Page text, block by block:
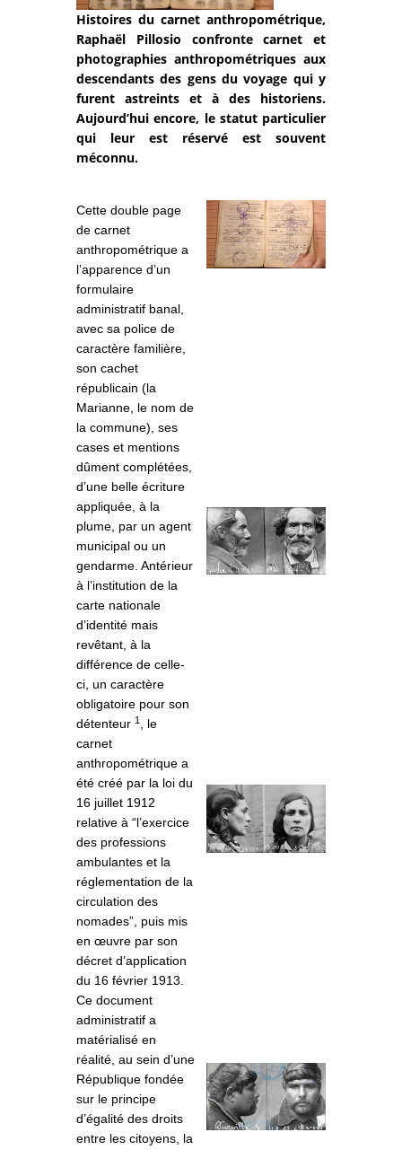
Histoires du carnet anthropométrique,
Raphaël Pillosio confronte carnet et
photographies anthropométriques aux
descendants des gens du voyage qui y
furent astreints et à des historiens.
Aujourd’hui encore, le statut particulier
qui leur est réservé est souvent
méconnu.
Cette double page
de carnet
anthropométrique a
l’apparence d’un
formulaire
administratif banal,
avec sa police de
caractère familière,
son cachet
républicain (la
Marianne, le nom de
la commune), ses
cases et mentions
dûment complétées,
d’une belle écriture
appliquée, à la
plume, par un agent
municipal ou un
gendarme. Antérieur
à l’institution de la
carte nationale
d’identité mais
revêtant, à la
différence de celle-
ci, un caractère
obligatoire pour son
détenteur 1 , le
carnet
anthropométrique a
été créé par la loi du
16 juillet 1912
relative à “l’exercice
des professions
ambulantes et la
réglementation de la
circulation des
nomades”, puis mis
en œuvre par son
décret d’application
du 16 février 1913.
Ce document
administratif a
matérialisé en
réalité, au sein d’une
République fondée
sur le principe
d’égalité des droits
entre les citoyens, la